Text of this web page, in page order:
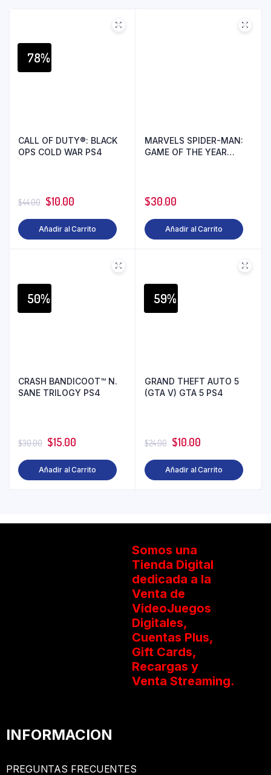
78%
CALL OF DUTY®: BLACK
OPS COLD WAR PS4
$44.00 $10.00
Añadir al Carrito
MARVELS SPIDER-MAN:
GAME OF THE YEAR
$30.00
Añadir al Carrito
50%
CRASH BANDICOOT™ N.
SANE TRILOGY PS4
$30.00 $15.00
Añadir al Carrito
59%
GRAND THEFT AUTO 5
(GTA V) GTA 5 PS4
$24.00 $10.00
Añadir al Carrito
Somos una
Tienda Digital
dedicada a la
Venta de
VideoJuegos
Digitales,
Cuentas Plus,
Gift Cards,
Recargas y
Venta Streaming.
INFORMACION
PREGUNTAS FRECUENTES